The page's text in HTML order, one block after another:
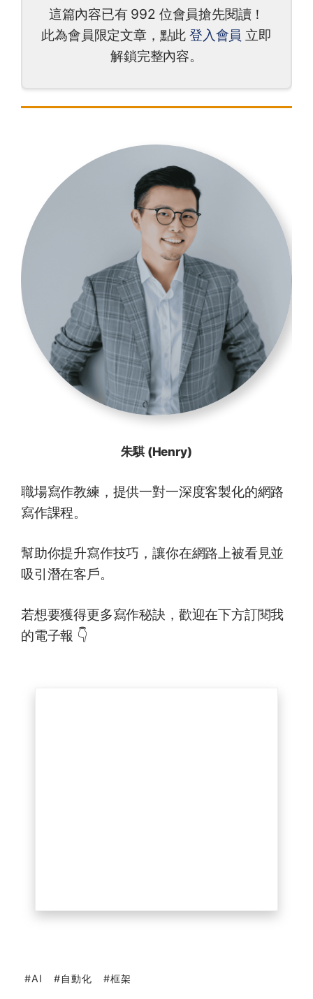
這篇內容已有 992 位會員搶先閱讀！
此為會員限定文章，點此登入會員 立即
解鎖完整內容。
朱騏 (Henry)
職場寫作教練，提供一對一深度客製化的網路
寫作課程。
幫助你提升寫作技巧，讓你在網路上被看見並
吸引潛在客戶。
若想要獲得更多寫作秘訣，歡迎在下方訂閱我
的電子報 👇
AI 自動化 框架